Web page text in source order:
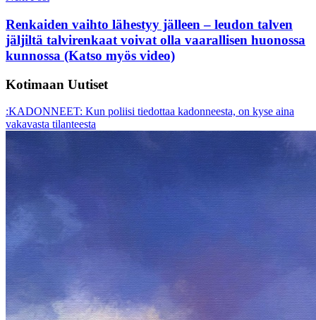
Renkaiden vaihto lähestyy jälleen – leudon talven
jäljiltä talvirenkaat voivat olla vaarallisen huonossa
kunnossa (Katso myös video)
Kotimaan Uutiset
:KADONNEET: Kun poliisi tiedottaa kadonneesta, on kyse aina
vakavasta tilanteesta